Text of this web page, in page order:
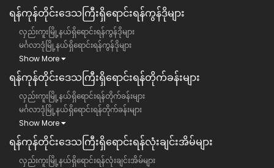
ရန်ကုန်တိုင်းဒေသကြီး​ရှိရောင်းရန်ကွန်ဒိုများ
လှည်းကူးမြို့နယ်ရှိရောင်းရန်ကွန်ဒိုများ
မင်္ဂလာဒုံမြို့နယ်ရှိရောင်းရန်ကွန်ဒိုများ
Show More
ရန်ကုန်တိုင်းဒေသကြီး​ရှိရောင်းရန်တိုက်ခန်းများ
လှည်းကူးမြို့နယ်ရှိရောင်းရန်တိုက်ခန်းများ
မင်္ဂလာဒုံမြို့နယ်ရှိရောင်းရန်တိုက်ခန်းများ
Show More
ရန်ကုန်တိုင်းဒေသကြီး​ရှိရောင်းရန်လုံးချင်းအိမ်များ
လှည်းကူးမြို့နယ်ရှိရောင်းရန်လုံးချင်းအိမ်များ